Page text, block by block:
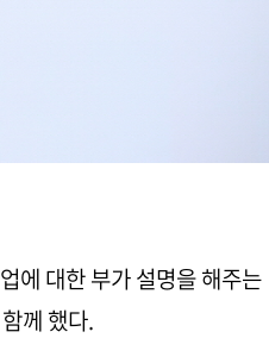
에 대한 부가 설명을 해주는
께 했다.